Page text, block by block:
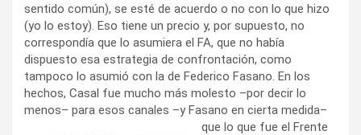
sentido común), se esté de acuerdo o no con lo que hizo
(yo lo estoy). Eso tiene un precio y, por supuesto, no
correspondía que lo asumiera el FA, que no había
dispuesto esa estrategia de confrontación, como
tampoco lo asumió con la de Federico Fasano. En los
hechos, Casal fue mucho más molesto –por decir lo
menos– para esos canales –y Fasano en cierta medida–
que lo que fue el Frente